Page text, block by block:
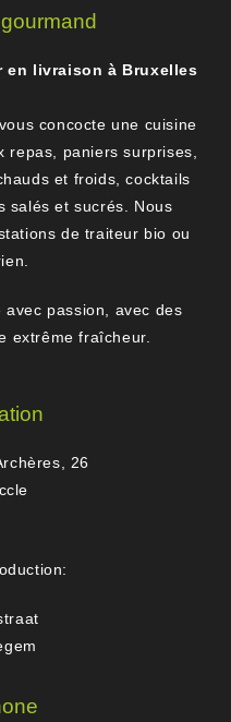
en livraison à Bruxelles
vous concocte une cuisine
repas, paniers surprises,
et froids, cocktails
salés et sucrés. Nous
de traiteur bio ou
passion, avec des
extrême fraîcheur.
26